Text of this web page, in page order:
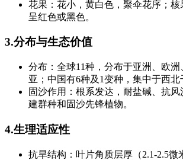
花果：花小，黄白色，聚伞花序；
呈红色或黑色。
3.分布与生态价值
分布：全球11种，分布于亚洲、欧洲
亚；中国有6种及1变种，集中于西北
固沙作用：根系发达，耐盐碱、抗
建群种和固沙先锋植物。
4.生理适应性
抗旱结构：叶片角质层厚（2.1-2.5微